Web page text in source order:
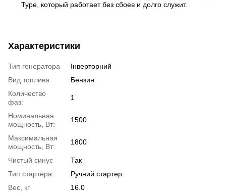
Type, который работает без сбоев и долго служит.
Характеристики
Тип генератора
Інверторний
Вид топлива
Бензин
Количество
фаз:
1
Номинальная
мощность, Вт:
1500
Максимальная
мощность, Вт:
1800
Чистый синус
Так
Тип стартера:
Ручний стартер
Вес, кг
16.0